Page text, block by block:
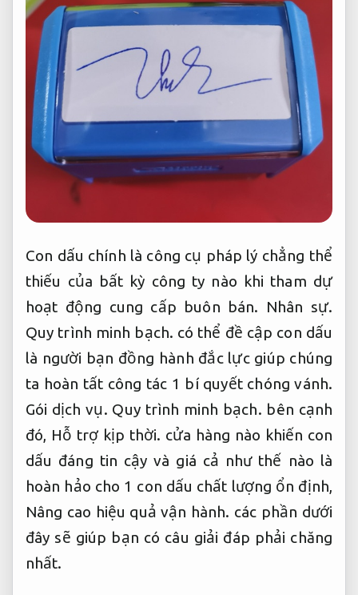
Con dấu chính là công cụ pháp lý chẳng thể
thiếu của bất kỳ công ty nào khi tham dự
hoạt động cung cấp buôn bán. Nhân sự.
Quy trình minh bạch. có thể đề cập con dấu
là người bạn đồng hành đắc lực giúp chúng
ta hoàn tất công tác 1 bí quyết chóng vánh.
Gói dịch vụ. Quy trình minh bạch. bên cạnh
đó, Hỗ trợ kịp thời. cửa hàng nào khiến con
dấu đáng tin cậy và giá cả như thế nào là
hoàn hảo cho 1 con dấu chất lượng ổn định,
Nâng cao hiệu quả vận hành. các phần dưới
đây sẽ giúp bạn có câu giải đáp phải chăng
nhất.